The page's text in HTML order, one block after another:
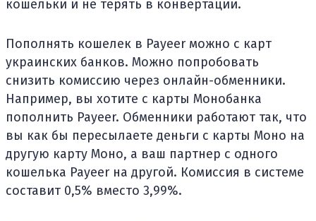
кошельки и не терять в конвертации.
Пополнять кошелек в Payeer можно с карт
украинских банков. Можно попробовать
снизить комиссию через онлайн-обменники.
Например, вы хотите с карты Монобанка
пополнить Payeer. Обменники работают так, что
вы как бы пересылаете деньги с карты Моно на
другую карту Моно, а ваш партнер с одного
кошелька Payeer на другой. Комиссия в системе
составит 0,5% вместо 3,99%.